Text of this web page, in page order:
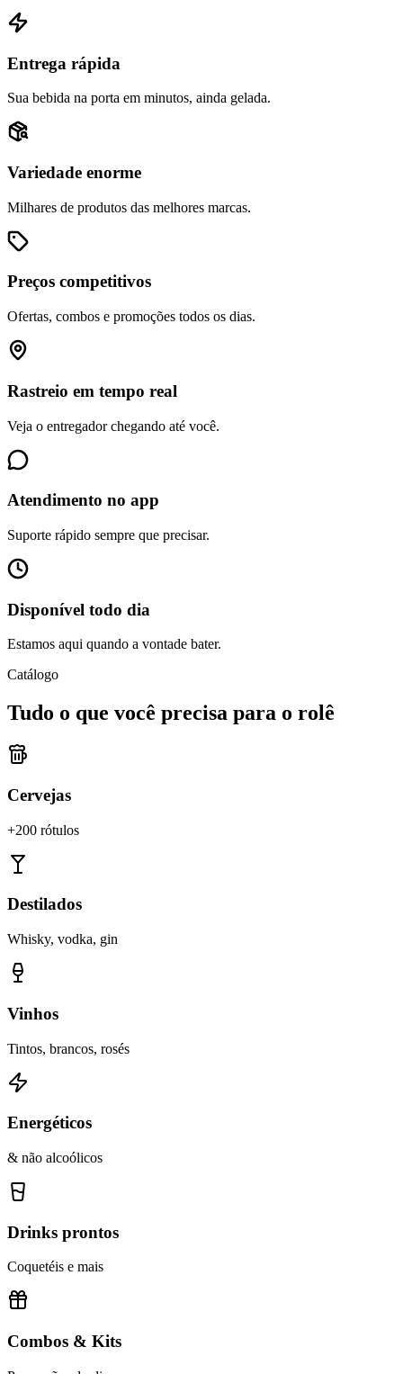
Entrega rápida
Sua bebida na porta em minutos, ainda gelada.
Variedade enorme
Milhares de produtos das melhores marcas.
Preços competitivos
Ofertas, combos e promoções todos os dias.
Rastreio em tempo real
Veja o entregador chegando até você.
Atendimento no app
Suporte rápido sempre que precisar.
Disponível todo dia
Estamos aqui quando a vontade bater.
Catálogo
Tudo o que você precisa para o rolê
Cervejas
+200 rótulos
Destilados
Whisky, vodka, gin
Vinhos
Tintos, brancos, rosés
Energéticos
& não alcoólicos
Drinks prontos
Coquetéis e mais
Combos & Kits